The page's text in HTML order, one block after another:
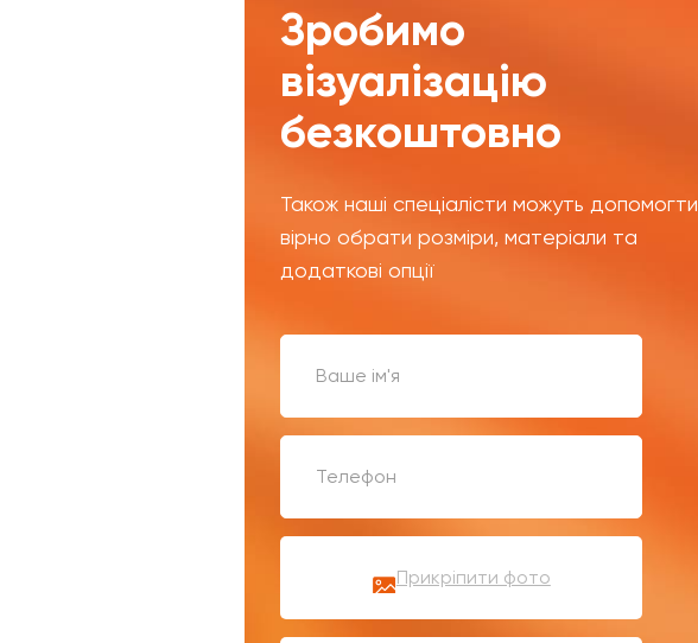
Зробимо
візуалізацію
безкоштовно
Також наші спеціалісти можуть допомогти
вірно обрати розміри, матеріали та
додаткові опції
Прикріпити фото